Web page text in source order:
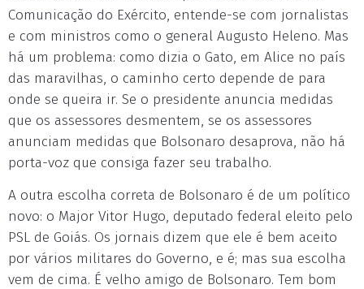
Comunicação do Exército, entende-se com jornalistas
e com ministros como o general Augusto Heleno. Mas
há um problema: como dizia o Gato, em Alice no país
das maravilhas, o caminho certo depende de para
onde se queira ir. Se o presidente anuncia medidas
que os assessores desmentem, se os assessores
anunciam medidas que Bolsonaro desaprova, não há
porta-voz que consiga fazer seu trabalho.
A outra escolha correta de Bolsonaro é de um político
novo: o Major Vitor Hugo, deputado federal eleito pelo
PSL de Goiás. Os jornais dizem que ele é bem aceito
por vários militares do Governo, e é; mas sua escolha
vem de cima. É velho amigo de Bolsonaro. Tem bom